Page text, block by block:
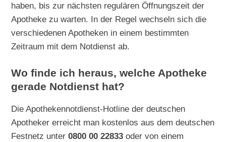
haben, bis zur nächsten regulären Öffnungszeit der
Apotheke zu warten. In der Regel wechseln sich die
verschiedenen Apotheken in einem bestimmten
Zeitraum mit dem Notdienst ab.
Wo finde ich heraus, welche Apotheke
gerade Notdienst hat?
Die Apothekennotdienst-Hotline der deutschen
Apotheker erreicht man kostenlos aus dem deutschen
Festnetz unter0800 00 22833 oder von einem